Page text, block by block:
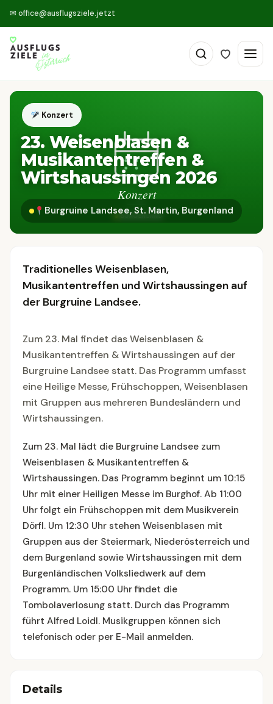
✉ office@ausflugsziele.jetzt
Konzert
23. Weisenblasen &
Musikantentreffen &
Wirtshaussingen 2026
Burgruine Landsee, St. Martin, Burgenland
Traditionelles Weisenblasen,
Musikantentreffen und Wirtshaussingen auf
der Burgruine Landsee.
Zum 23. Mal findet das Weisenblasen &
Musikantentreffen & Wirtshaussingen auf der
Burgruine Landsee statt. Das Programm umfasst
eine Heilige Messe, Frühschoppen, Weisenblasen
mit Gruppen aus mehreren Bundesländern und
Wirtshaussingen.
Zum 23. Mal lädt die Burgruine Landsee zum
Weisenblasen & Musikantentreffen &
Wirtshaussingen. Das Programm beginnt um 10:15
Uhr mit einer Heiligen Messe im Burghof. Ab 11:00
Uhr folgt ein Frühschoppen mit dem Musikverein
Dörfl. Um 12:30 Uhr stehen Weisenblasen mit
Gruppen aus der Steiermark, Niederösterreich und
dem Burgenland sowie Wirtshaussingen mit dem
Burgenländischen Volksliedwerk auf dem
Programm. Um 15:00 Uhr findet die
Tombolaverlosung statt. Durch das Programm
führt Alfred Loidl. Musikgruppen können sich
telefonisch oder per E-Mail anmelden.
Details